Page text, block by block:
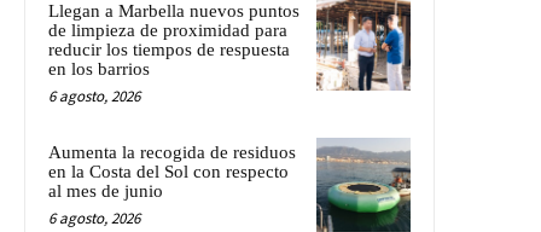
Llegan a Marbella nuevos puntos
de limpieza de proximidad para
reducir los tiempos de respuesta
en los barrios
6 agosto, 2026
Aumenta la recogida de residuos
en la Costa del Sol con respecto
al mes de junio
6 agosto, 2026